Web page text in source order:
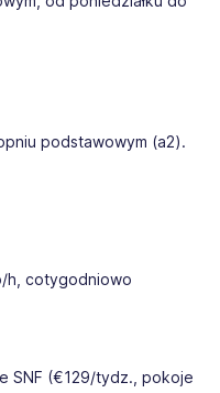
podstawowym (a2).
h, cotygodniowo
SNF (€129/tydz., pokoje